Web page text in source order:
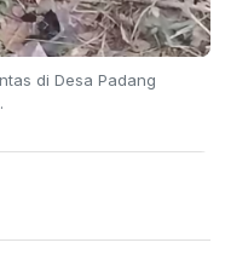
di Desa Padang